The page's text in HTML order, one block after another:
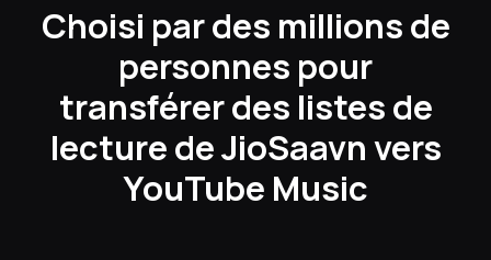
Choisi par des millions de
personnes pour
transférer des listes de
lecture de JioSaavn vers
YouTube Music